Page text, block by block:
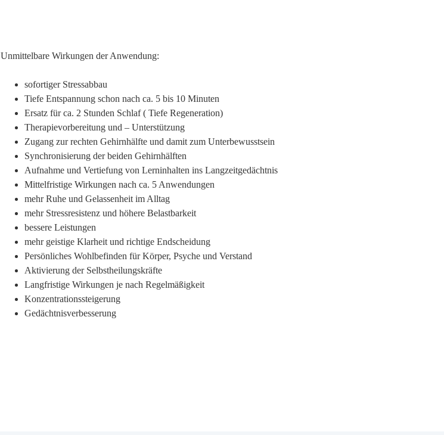
Unmittelbare Wirkungen der Anwendung:
sofortiger Stressabbau
Tiefe Entspannung schon nach ca. 5 bis 10 Minuten
Ersatz für ca. 2 Stunden Schlaf ( Tiefe Regeneration)
Therapievorbereitung und – Unterstützung
Zugang zur rechten Gehirnhälfte und damit zum Unterbewusstsein
Synchronisierung der beiden Gehirnhälften
Aufnahme und Vertiefung von Lerninhalten ins Langzeitgedächtnis
Mittelfristige Wirkungen nach ca. 5 Anwendungen
mehr Ruhe und Gelassenheit im Alltag
mehr Stressresistenz und höhere Belastbarkeit
bessere Leistungen
mehr geistige Klarheit und richtige Endscheidung
Persönliches Wohlbefinden für Körper, Psyche und Verstand
Aktivierung der Selbstheilungskräfte
Langfristige Wirkungen je nach Regelmäßigkeit
Konzentrationssteigerung
Gedächtnisverbesserung